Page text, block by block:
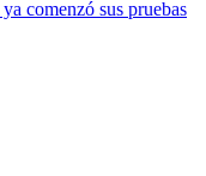
comenzó sus pruebas